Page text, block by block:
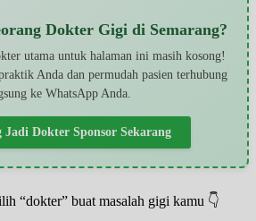
Dokter Gigi di Semarang?
utama untuk halaman ini masih kosong!
Anda dan permudah pasien terhubung
ke WhatsApp Anda.
Jadi Dokter Sponsor Sekarang
“dokter” buat masalah gigi kamu 👇